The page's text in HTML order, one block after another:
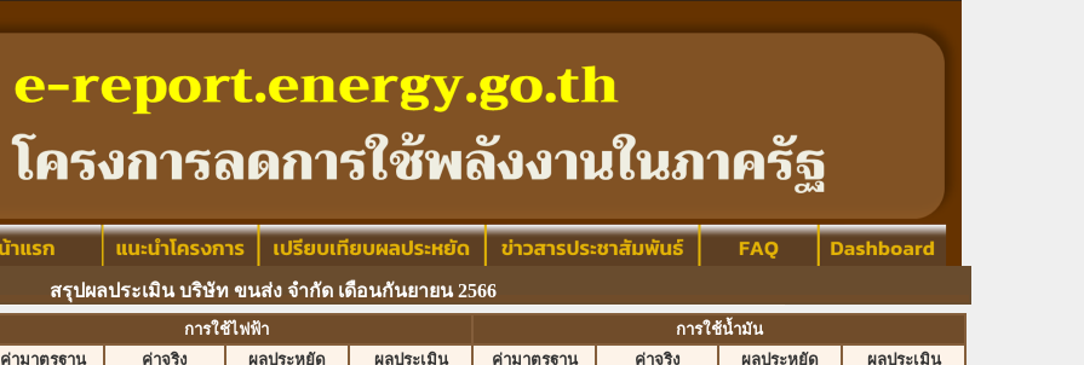
สรุปผลประเมิน บริษัท ขนส่ง จำกัด เดือนกันยายน 2566
การใช้ไฟฟ้า
การใช้น้ำมัน
ค่ามาตรฐาน
ค่าจริง ผลประหยัด ผลประเมิน ค่ามาตรฐาน ค่าจริง ผลประหยัด
ผลประเมิน